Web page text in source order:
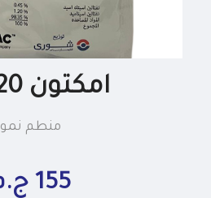
امكتون 120جم
منطم نمو
155 ج.م